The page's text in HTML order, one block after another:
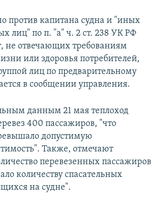
против капитана судна и "иных
лиц" по п. "а" ч. 2 ст. 238 УК РФ
не отвечающих требованиям
или здоровья потребителей,
лиц по предварительному
в сообщении управления.
данным 21 мая теплоход
400 пассажиров, "что
допустимую
Также, отмечают
перевезенных пассажиров
количеству спасательных
на судне".